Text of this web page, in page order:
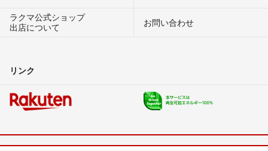
ラクマ公式ショップ
出店について
お問い合わせ
リンク